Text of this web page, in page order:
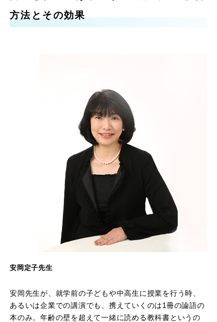
方法とその効果
安岡定子先生
安岡先生が、就学前の子どもや中高生に授業を行う時、
あるいは企業での講演でも、携えていくのは1冊の論語の
本のみ。年齢の壁を超えて一緒に読める教科書というの